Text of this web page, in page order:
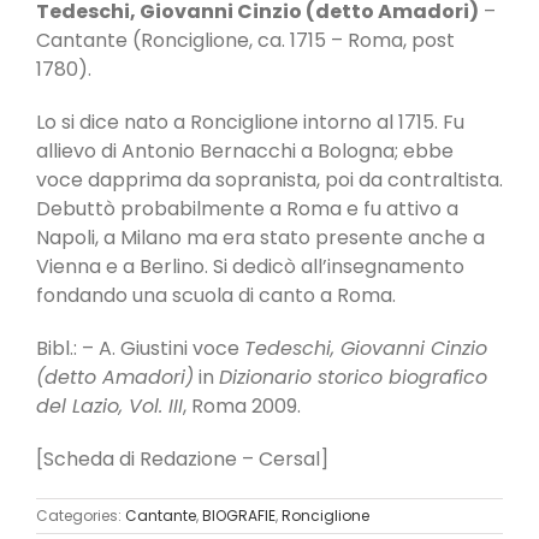
Tedeschi, Giovanni Cinzio (detto Amadori) –
Cantante (Ronciglione, ca. 1715 – Roma, post
1780).
Lo si dice nato a Ronciglione intorno al 1715. Fu
allievo di Antonio Bernacchi a Bologna; ebbe
voce dapprima da sopranista, poi da contraltista.
Debuttò probabilmente a Roma e fu attivo a
Napoli, a Milano ma era stato presente anche a
Vienna e a Berlino. Si dedicò all’insegnamento
fondando una scuola di canto a Roma.
Bibl.: – A. Giustini voce Tedeschi, Giovanni Cinzio
(detto Amadori) in Dizionario storico biografico
del Lazio, Vol. III, Roma 2009.
[Scheda di Redazione – Cersal]
Categories: Cantante,BIOGRAFIE,Ronciglione